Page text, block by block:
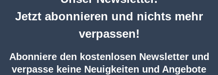
Jetzt abonnieren und nichts mehr
verpassen!
Abonniere den kostenlosen Newsletter und
verpasse keine Neuigkeiten und Angebote